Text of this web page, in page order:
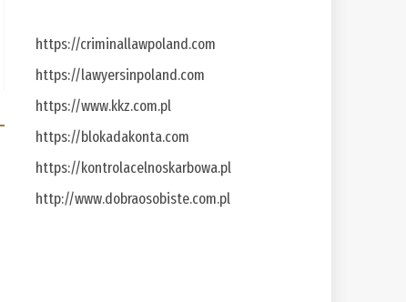
https://criminallawpoland.com
https://lawyersinpoland.com
https://www.kkz.com.pl
https://blokadakonta.com
https://kontrolacelnoskarbowa.pl
http://www.dobraosobiste.com.pl